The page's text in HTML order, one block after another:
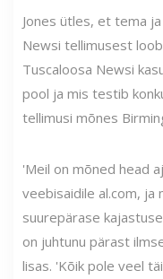
Jones ütles, et tema
Newsi tellimusest
Tuscaloosa Newsi
pool ja mis testib
tellimusi mõnes
'Meil on mõned head
veebisaidile al.com, ja
suurepärase
on juhtunu pärast
lisas. 'Kõik pole veel